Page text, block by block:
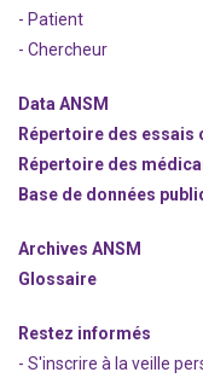
- Patient
- Chercheur
Data ANSM
Répertoire des
Répertoire des
Base de données
Archives ANSM
Glossaire
Restez informés
- S'inscrire à la veille